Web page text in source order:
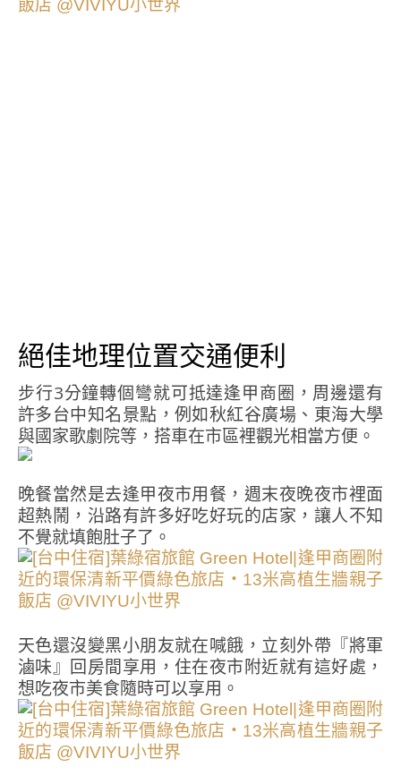
絕佳地理位置交通便利
步行3分鐘轉個彎就可抵達逢甲商圈，周邊還有
許多台中知名景點，例如秋紅谷廣場、東海大學
與國家歌劇院等，搭車在市區裡觀光相當方便。
晚餐當然是去逢甲夜市用餐，週末夜晚夜市裡面
超熱鬧，沿路有許多好吃好玩的店家，讓人不知
不覺就填飽肚子了。
天色還沒變黑小朋友就在喊餓，立刻外帶『將軍
滷味』回房間享用，住在夜市附近就有這好處，
想吃夜市美食隨時可以享用。